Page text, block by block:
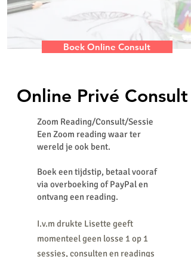
Boek Online Consult
Online Privé Consult
Zoom Reading/Consult/Sessie
Een Zoom reading waar ter
wereld je ook bent.
Boek een tijdstip, betaal vooraf
via overboeking of PayPal en
ontvang een reading.
I.v.m drukte Lisette geeft
momenteel geen losse 1 op 1
sessies, consulten en readings